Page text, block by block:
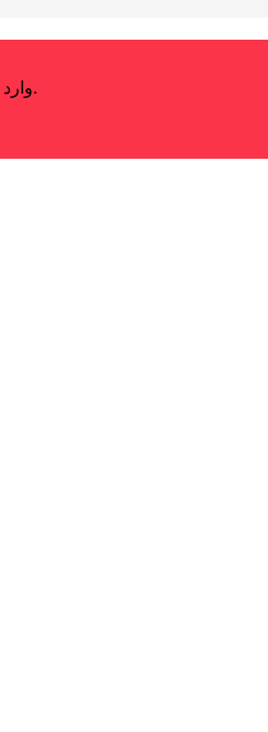
وارد شوید یا یک حساب کاربری جدید ایجاد کنید.